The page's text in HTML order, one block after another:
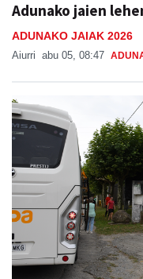
Adunako jaien
ADUNAKO JAIAK 2026
Aiurri abu 05, 08:47